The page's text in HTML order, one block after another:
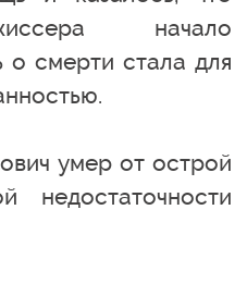
начало
о смерти стала для
умер от острой
недостаточности